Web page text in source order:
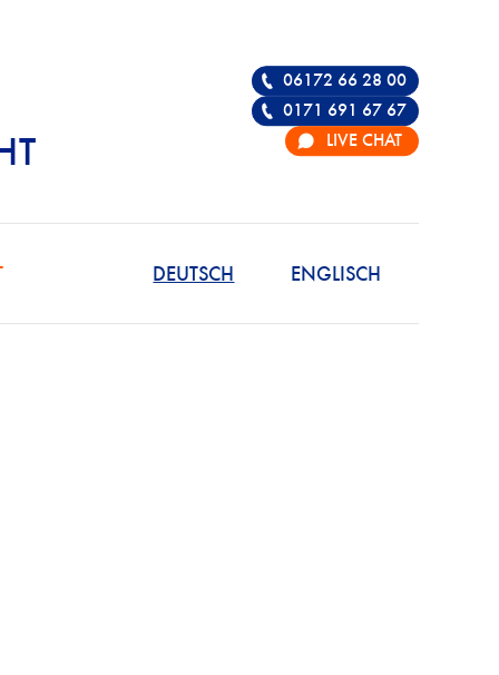
DIE
ENGLISCH
DEUTSCH
06172 66 28 00
0171 691 67 67
LIVE CHAT